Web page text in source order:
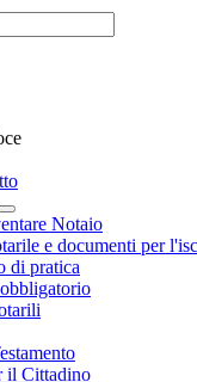
menù di secondo livello
Visualizza menù di secondo
Notaio
e documenti per
di pratica
menù di secondo livello
il Cittadino